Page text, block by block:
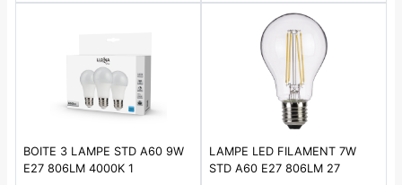
BOITE 3 LAMPE STD A60 9W
E27 806LM 4000K 1
LAMPE LED FILAMENT 7W
STD A60 E27 806LM 27